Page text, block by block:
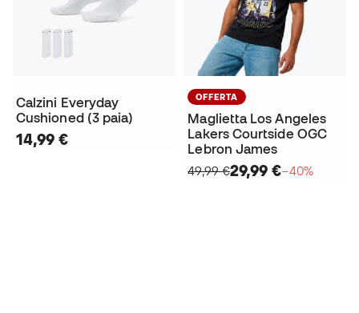
Calzini Everyday
Cushioned (3 paia)
14,99 €
OFFERTA
Maglietta Los Angeles
Lakers Courtside OGC
Lebron James
49,99 €29,99 €−40%